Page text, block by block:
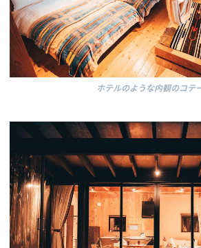
ホテルのような内観のコテ